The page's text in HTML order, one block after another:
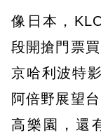
像日本，
段開搶門票
京哈利波特
阿倍野展望
高樂園，還